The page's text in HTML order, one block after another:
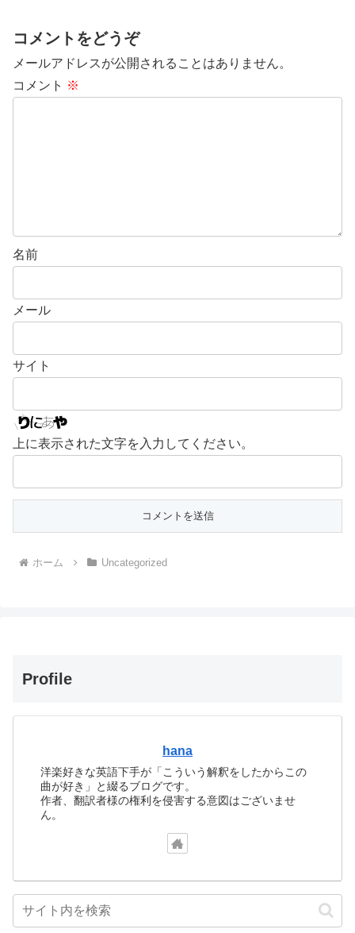
コメントをどうぞ
メールアドレスが公開されることはありません。
コメント ※
名前
メール
サイト
上に表示された文字を入力してください。
ホーム Uncategorized
Profile
hana
洋楽好きな英語下手が「こういう解釈をしたからこの
曲が好き」と綴るブログです。
作者、翻訳者様の権利を侵害する意図はございませ
ん。